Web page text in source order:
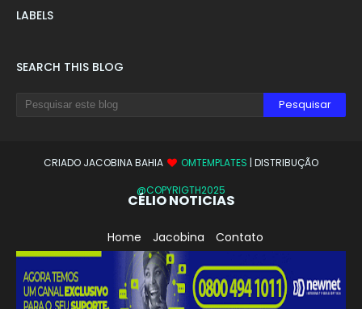
LABELS
SEARCH THIS BLOG
CRIADO JACOBINA BAHIA OMTEMPLATES | DISTRIBUÇÃO
@COPYRIGTH2025
CÉLIO NOTICIAS
Home Jacobina Contato